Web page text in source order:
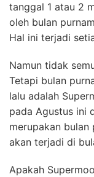
tanggal 1 atau 2
oleh bulan
Hal ini terjadi
Namun tidak
Tetapi bulan
lalu adalah
pada Agustus ini
merupakan bulan
akan terjadi di
Apakah